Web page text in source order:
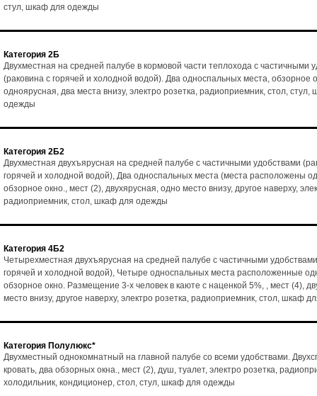
стул, шкаф для одежды
Категория 2Б
Двухместная на средней палубе в кормовой части теплохода с частичными
(раковина с горячей и холодной водой). Два односпальных места, обзорное
одноярусная, два места внизу, электро розетка, радиоприемник, стол, стул,
одежды
Категория 2Б2
Двухместная двухъярусная на средней палубе с частичными удобствами
горячей и холодной водой), Два односпальных места (места расположены
обзорное окно., мест (2), двухярусная, одно место внизу, другое наверху,
радиоприемник, стол, шкаф для одежды
Категория 4Б2
Четырехместная двухъярусная на средней палубе с частичными
горячей и холодной водой), Четыре односпальных места расположенные
обзорное окно. Размещение 3-х человек в каюте с наценкой 5%, , мест (4),
место внизу, другое наверху, электро розетка, радиоприемник, стол, шкаф
Категория Полулюкс*
Двухместный однокомнатный на главной палубе со всеми удобствами.
кровать, два обзорных окна., мест (2), душ, туалет, электро розетка,
холодильник, кондиционер, стол, стул, шкаф для одежды